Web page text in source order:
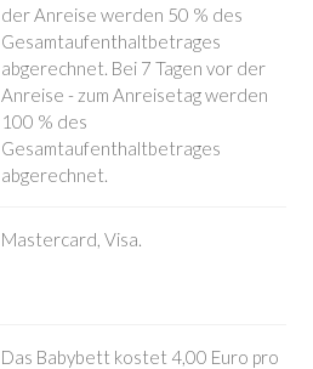
der Anreise werden 50 % des
Gesamtaufenthaltbetrages
abgerechnet. Bei 7 Tagen vor der
Anreise - zum Anreisetag werden
100 % des
Gesamtaufenthaltbetrages
abgerechnet.
Mastercard, Visa.
Das Babybett kostet 4,00 Euro pro